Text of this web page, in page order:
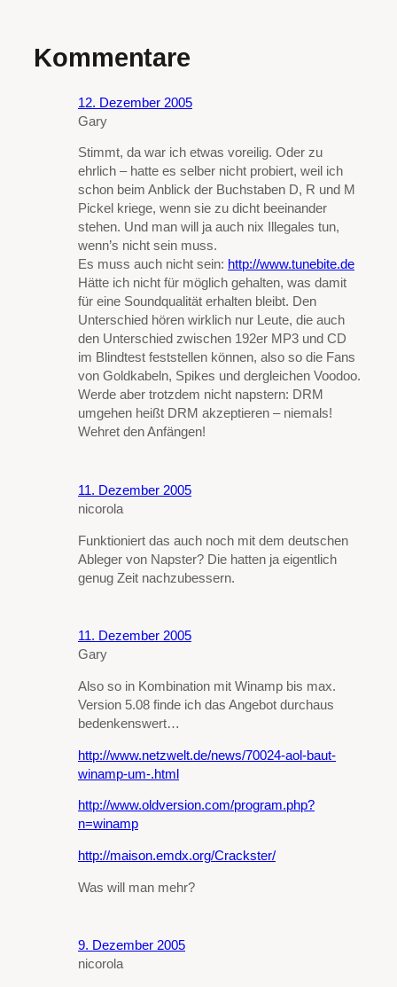
Kommentare
12. Dezember 2005
Gary
Stimmt, da war ich etwas voreilig. Oder zu
ehrlich – hatte es selber nicht probiert, weil ich
schon beim Anblick der Buchstaben D, R und M
Pickel kriege, wenn sie zu dicht beeinander
stehen. Und man will ja auch nix Illegales tun,
wenn’s nicht sein muss.
Es muss auch nicht sein: http://www.tunebite.de
Hätte ich nicht für möglich gehalten, was damit
für eine Soundqualität erhalten bleibt. Den
Unterschied hören wirklich nur Leute, die auch
den Unterschied zwischen 192er MP3 und CD
im Blindtest feststellen können, also so die Fans
von Goldkabeln, Spikes und dergleichen Voodoo.
Werde aber trotzdem nicht napstern: DRM
umgehen heißt DRM akzeptieren – niemals!
Wehret den Anfängen!
11. Dezember 2005
nicorola
Funktioniert das auch noch mit dem deutschen
Ableger von Napster? Die hatten ja eigentlich
genug Zeit nachzubessern.
11. Dezember 2005
Gary
Also so in Kombination mit Winamp bis max.
Version 5.08 finde ich das Angebot durchaus
bedenkenswert…
http://www.netzwelt.de/news/70024-aol-baut-
winamp-um-.html
http://www.oldversion.com/program.php?
n=winamp
http://maison.emdx.org/Crackster/
Was will man mehr?
9. Dezember 2005
nicorola